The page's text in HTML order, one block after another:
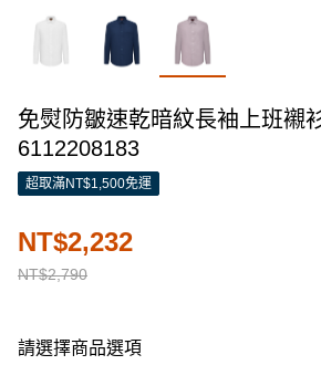
免熨防皺速乾暗紋長袖上班襯
6112208183
超取滿NT$1,500免運
NT$2,790
NT$2,232
請選擇商品選項